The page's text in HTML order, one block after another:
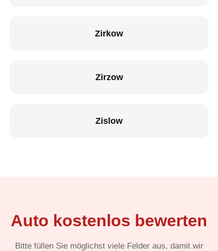
Zirkow
Zirzow
Zislow
Auto kostenlos bewerten
Bitte füllen Sie möglichst viele Felder aus, damit wir